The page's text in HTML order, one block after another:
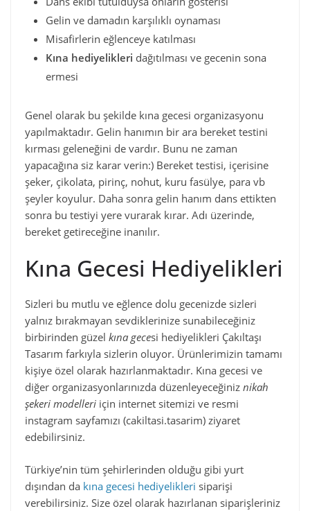
Gelin ve damadın karşılıklı oynaması
Misafirlerin eğlenceye katılması
Kına hediyelikleri dağıtılması ve gecenin sona
ermesi
Genel olarak bu şekilde kına gecesi organizasyonu
yapılmaktadır. Gelin hanımın bir ara bereket testini
kırması geleneğini de vardır. Bunu ne zaman
yapacağına siz karar verin:) Bereket testisi, içerisine
şeker, çikolata, pirinç, nohut, kuru fasülye, para vb
şeyler koyulur. Daha sonra gelin hanım dans ettikten
sonra bu testiyi yere vurarak kırar. Adı üzerinde,
bereket getireceğine inanılır.
Kına Gecesi Hediyelikleri
Sizleri bu mutlu ve eğlence dolu gecenizde sizleri
yalnız bırakmayan sevdiklerinize sunabileceğiniz
birbirinden güzel kına gecesi hediyelikleri Çakıltaşı
Tasarım farkıyla sizlerin oluyor. Ürünlerimizin tamamı
kişiye özel olarak hazırlanmaktadır. Kına gecesi ve
diğer organizasyonlarınızda düzenleyeceğiniz nikah
şekeri modelleri için internet sitemizi ve resmi
instagram sayfamızı (cakiltasi.tasarim) ziyaret
edebilirsiniz.
Türkiye’nin tüm şehirlerinden olduğu gibi yurt
dışından da kına gecesi hediyelikleri siparişi
verebilirsiniz. Size özel olarak hazırlanan siparişleriniz